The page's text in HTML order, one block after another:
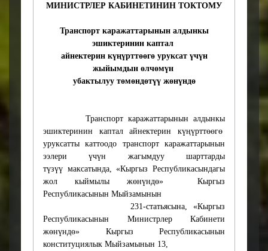
результатах
обсуждения
Проект постановления
Кабинета Министров
Кыргызской Республики
будет размещен на сайте
обсуждения проектов
нормативных правовых
актов Кыргызской
Республики с 1 июня
2026 года.
5. Анализ соответствия
проекта
законодательству
Представленный проект не
противоречит нормам
МИНИСТРЛЕР КАБИНЕТИНИН ТОКТОМУ
Транспорт каражаттарынын алдынкы
эшиктеринин каптал
айнектерин күңүрттөөгө уруксат үчүн
жыйымдын өлчөмүн
убактылуу төмөндөтүү жөнүндө
Транспорт каражаттарынын алдынкы
эшиктеринин каптал айнектерин күңүрттөөгө
уруксатты каттоодо транспорт каражаттарынын
ээлери үчүн жагымдуу шарттарды
түзүү максатында,«Кыргыз Республикасындагы
жол кыймылы жөнүндө»Кыргыз
Республикасынын Мыйзамынын
231-статьясына, «Кыргыз
Республикасынын Министрлер Кабинети
жөнүндө» Кыргыз Республикасынын
конституциялык Мыйзамынын 13,